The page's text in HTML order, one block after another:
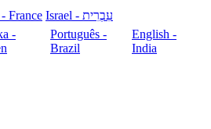
France
עִבְרִית - Israel
-
Português -
Brazil
English -
India